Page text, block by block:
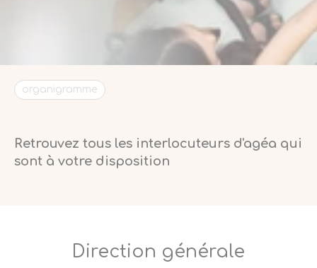
organigramme
Retrouvez tous les interlocuteurs d'agéa qui
sont à votre disposition
Direction générale